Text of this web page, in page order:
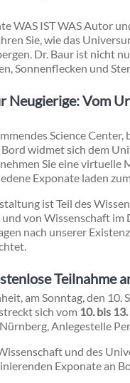
WAS IST WAS Autor
Sie, wie das
Dr. Baur ist nicht
Sonnenflecken und
Neugierige: Vom
Science
widmet sich dem
Sie eine virtuelle
Exponate laden
ist Teil des
von Wissenschaft
nach unserer
Teilnahme
am Sonntag, den
sich vom 10. bis
Anlegestelle
und des
Exponate an